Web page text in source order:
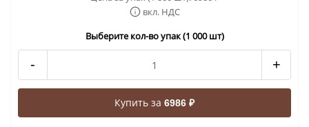
вкл. НДС
Выберите кол-во упак (1 000 шт)
- +
Купить за 6986 ₽